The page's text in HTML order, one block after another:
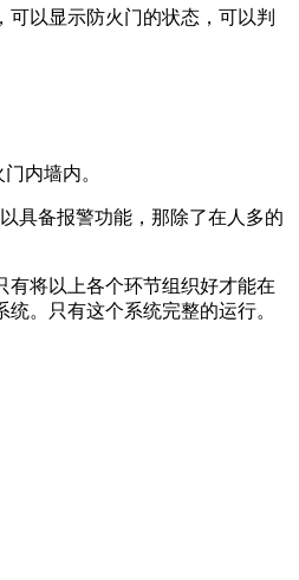
以显示防火门的状态，可以判
内墙内。
具备报警功能，那除了在人多的
有将以上各个环节组织好才能在
。只有这个系统完整的运行。